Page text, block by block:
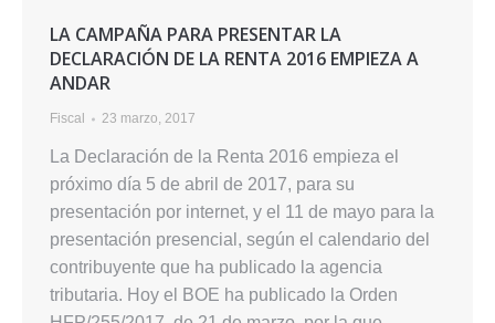
LA CAMPAÑA PARA PRESENTAR LA
DECLARACIÓN DE LA RENTA 2016 EMPIEZA A
ANDAR
Fiscal 23 marzo, 2017
La Declaración de la Renta 2016 empieza el
próximo día 5 de abril de 2017, para su
presentación por internet, y el 11 de mayo para la
presentación presencial, según el calendario del
contribuyente que ha publicado la agencia
tributaria. Hoy el BOE ha publicado la Orden